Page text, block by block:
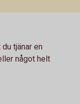
tjänar en
något helt